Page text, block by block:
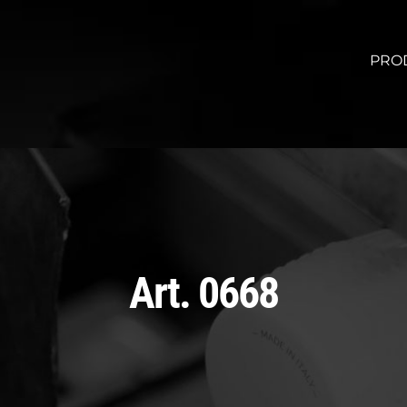
Art. 0668